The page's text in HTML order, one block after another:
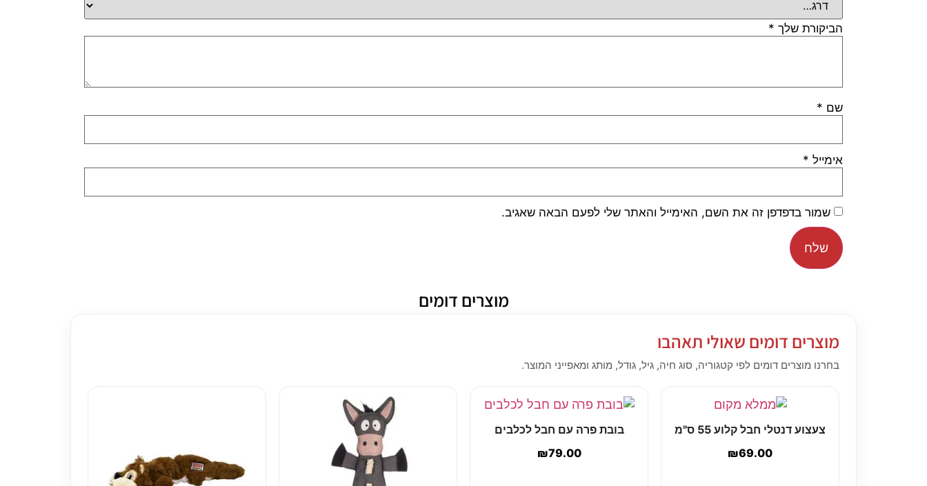
הביקורת שלך *
שם *
אימייל *
שמור בדפדפן זה את השם, האימייל והאתר שלי לפעם הבאה שאגיב.
מוצרים דומים
מוצרים דומים שאולי תאהבו
בחרנו מוצרים דומים לפי קטגוריה, סוג חיה, גיל, גודל, מותג ומאפייני המוצר.
צעצוע דנטלי חבל קלוע 55 ס"מ
₪69.00
בובת פרה עם חבל לכלבים
₪79.00